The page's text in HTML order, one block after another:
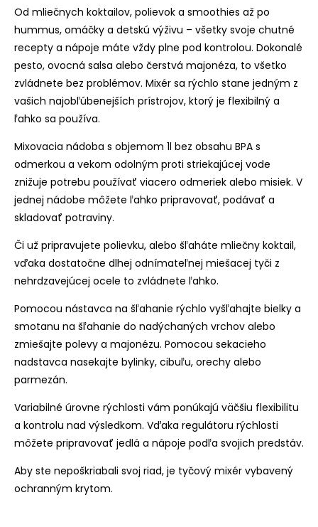
Od mliečnych koktailov, polievok a smoothies až po
hummus, omáčky a detskú výživu – všetky svoje chutné
recepty a nápoje máte vždy plne pod kontrolou. Dokonalé
pesto, ovocná salsa alebo čerstvá majonéza, to všetko
zvládnete bez problémov. Mixér sa rýchlo stane jedným z
vašich najobľúbenejších prístrojov, ktorý je flexibilný a
ľahko sa používa.
Mixovacia nádoba s objemom 1l bez obsahu BPA s
odmerkou a vekom odolným proti striekajúcej vode
znižuje potrebu používať viacero odmeriek alebo misiek. V
jednej nádobe môžete ľahko pripravovať, podávať a
skladovať potraviny.
Či už pripravujete polievku, alebo šľaháte mliečny koktail,
vďaka dostatočne dlhej odnímateľnej miešacej tyči z
nehrdzavejúcej ocele to zvládnete ľahko.
Pomocou nástavca na šľahanie rýchlo vyšľahajte bielky a
smotanu na šľahanie do nadýchaných vrchov alebo
zmiešajte polevy a majonézu. Pomocou sekacieho
nadstavca nasekajte bylinky, cibuľu, orechy alebo
parmezán.
Variabilné úrovne rýchlosti vám ponúkajú väčšiu flexibilitu
a kontrolu nad výsledkom. Vďaka regulátoru rýchlosti
môžete pripravovať jedlá a nápoje podľa svojich predstáv.
Aby ste nepoškriabali svoj riad, je tyčový mixér vybavený
ochranným krytom.